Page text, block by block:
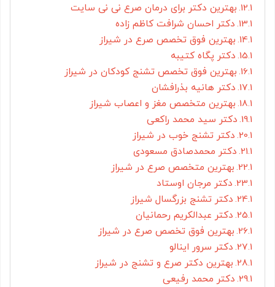
بهترین دکتر برای درمان صرع نی نی سایت
دکتر احسان شرافت کاظم زاده
بهترین فوق تخصص صرع در شیراز
دکتر پگاه کتیبه
بهترین فوق تخصص تشنج کودکان در شیراز
دکتر هانیه بذرافشان
بهترین متخصص مغز و اعصاب شیراز
دکتر سید محمد راکعی
دکتر تشنج خوب در شیراز
دکتر محمدصادق مسعودی
بهترین متخصص صرع در شیراز
دکتر مرجان اوستاد
دکتر تشنج بزرگسال شیراز
دکتر عبدالکریم رحمانیان
بهترین فوق تخصص صرع در شیراز
دکتر سرور اینالو
بهترین دکتر صرع و تشنج در شیراز
دکتر محمد رفیعی